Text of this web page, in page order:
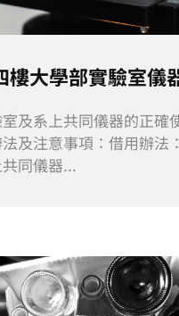
樓大學部實驗室儀
及系上共同儀器的正確
及注意事項：借用辦法
同儀器...